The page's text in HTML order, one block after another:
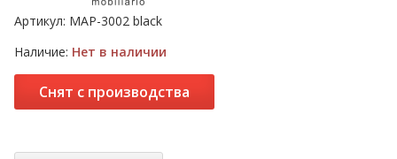
Артикул: МАР-3002 black
Наличие: Нет в наличии
Снят с производства